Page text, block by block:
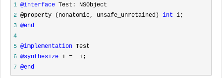
1 @interface
2 @property (nonatomic, unsafe_unretained) int
3 @end
4
5 @implementation
6 @synthesize i = _i;
7 @end